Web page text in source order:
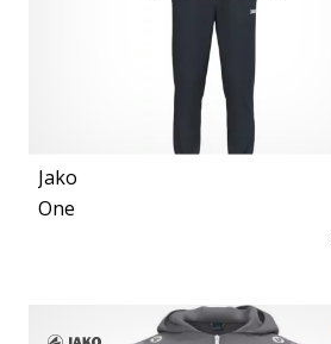
Jako
One
164